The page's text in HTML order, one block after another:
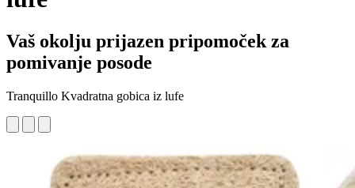
Vaš okolju prijazen pripomoček za
pomivanje posode
Tranquillo Kvadratna gobica iz lufe